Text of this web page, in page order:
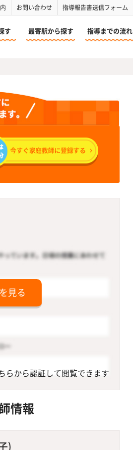
お問い合わせ 指導報告書送信フォーム
す 最寄駅から探す 指導までの流れ
見る
らから認証して閲覧できます
情報
)